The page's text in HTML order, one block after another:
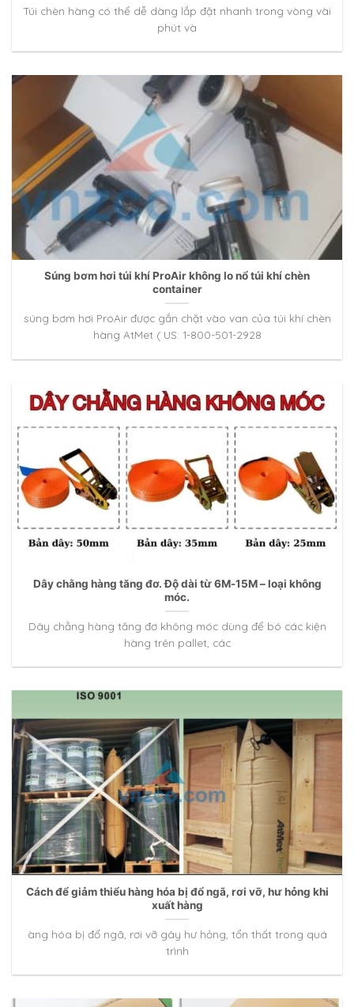
Túi chèn hàng có thể dễ dàng lắp đặt nhanh trong vòng vài
phút và
Súng bơm hơi túi khí ProAir không lo nổ túi khí chèn
container
súng bơm hơi ProAir được gắn chặt vào van của túi khí chèn
hàng AtMet ( US: 1-800-501-2928
Dây chằng hàng tăng đơ. Độ dài từ 6M-15M – loại không
móc.
Dây chằng hàng tăng đơ không móc dùng để bó các kiện
hàng trên pallet, các
Cách để giảm thiểu hàng hóa bị đổ ngã, rơi vỡ, hư hỏng khi
xuất hàng
àng hóa bị đổ ngã, rơi vỡ gây hư hỏng, tổn thất trong quá
trình